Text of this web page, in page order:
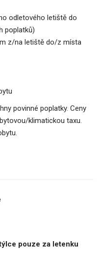
odletového letiště do
poplatků)
z/na letiště do/z místa
povinné poplatky. Ceny
klimatickou taxu.
pouze za letenku